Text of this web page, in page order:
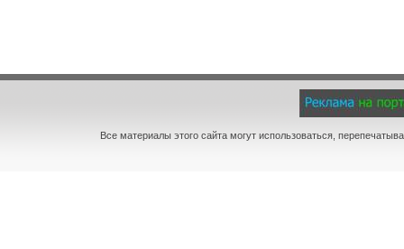
Все материалы этого сайта могут использоваться,